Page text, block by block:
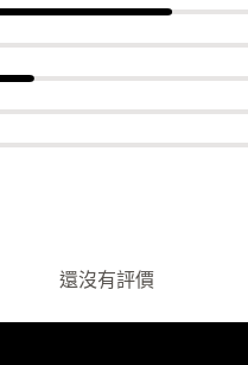
還沒有評價